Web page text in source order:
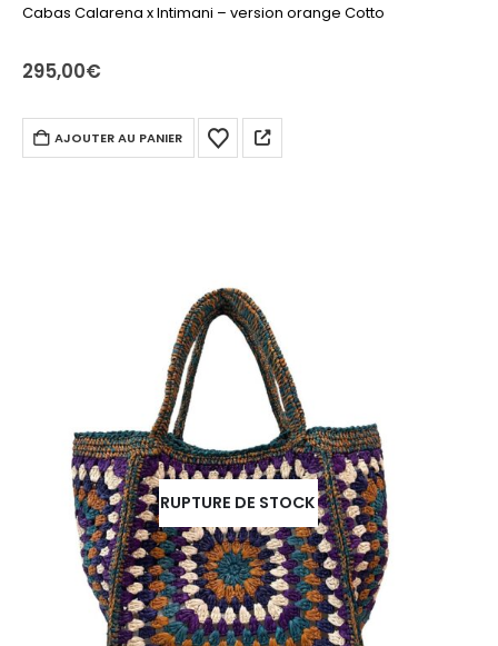
Cabas Calarena x Intimani – version orange Cotto
295,00€
AJOUTER AU PANIER
RUPTURE DE STOCK